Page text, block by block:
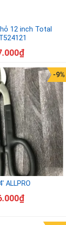
12 inch Total
₫
ALLPRO
-9%
₫